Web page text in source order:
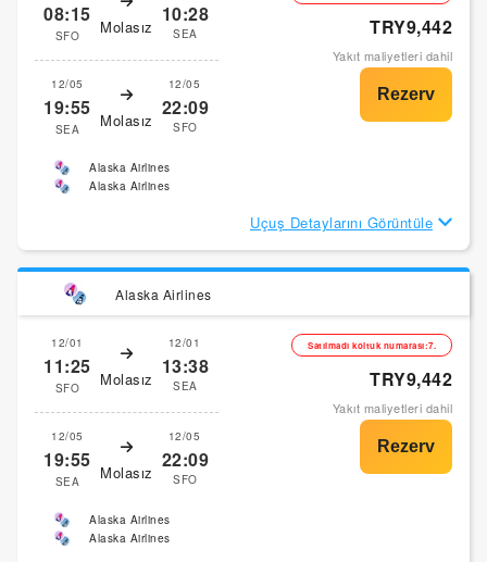
08:15
SFO Molasız 10:28
SEA
12/05
19:55
SEA Molasız
12/05
22:09
SFO
TRY9,442
Yakıt maliyetleri dahil
Alaska Airlines
Alaska Airlines
Uçuş Detaylarını Görüntüle
Alaska Airlines
12/01
11:25
SFO Molasız
12/01
13:38
SEA
12/05
19:55
SEA Molasız
12/05
22:09
SFO
Satılmadı koltuk numarası:7.
TRY9,442
Yakıt maliyetleri dahil
Alaska Airlines
Alaska Airlines